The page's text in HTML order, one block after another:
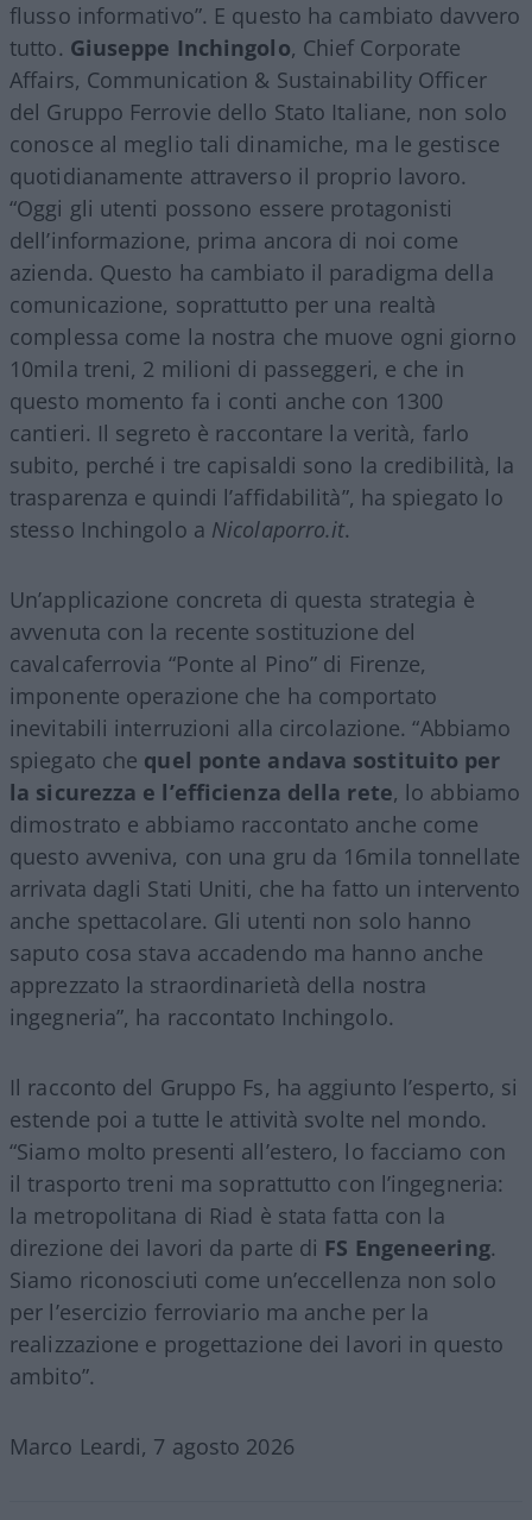
flusso informativo”. E questo ha cambiato davvero
tutto. Giuseppe Inchingolo, Chief Corporate
Affairs, Communication & Sustainability Officer
del Gruppo Ferrovie dello Stato Italiane, non solo
conosce al meglio tali dinamiche, ma le gestisce
quotidianamente attraverso il proprio lavoro.
“Oggi gli utenti possono essere protagonisti
dell’informazione, prima ancora di noi come
azienda. Questo ha cambiato il paradigma della
comunicazione, soprattutto per una realtà
complessa come la nostra che muove ogni giorno
10mila treni, 2 milioni di passeggeri, e che in
questo momento fa i conti anche con 1300
cantieri. Il segreto è raccontare la verità, farlo
subito, perché i tre capisaldi sono la credibilità, la
trasparenza e quindi l’affidabilità”, ha spiegato lo
stesso Inchingolo a Nicolaporro.it.
Un’applicazione concreta di questa strategia è
avvenuta con la recente sostituzione del
cavalcaferrovia “Ponte al Pino” di Firenze,
imponente operazione che ha comportato
inevitabili interruzioni alla circolazione. “Abbiamo
spiegato che quel ponte andava sostituito per
la sicurezza e l’efficienza della rete, lo abbiamo
dimostrato e abbiamo raccontato anche come
questo avveniva, con una gru da 16mila tonnellate
arrivata dagli Stati Uniti, che ha fatto un intervento
anche spettacolare. Gli utenti non solo hanno
saputo cosa stava accadendo ma hanno anche
apprezzato la straordinarietà della nostra
ingegneria”, ha raccontato Inchingolo.
Il racconto del Gruppo Fs, ha aggiunto l’esperto, si
estende poi a tutte le attività svolte nel mondo.
“Siamo molto presenti all’estero, lo facciamo con
il trasporto treni ma soprattutto con l’ingegneria:
la metropolitana di Riad è stata fatta con la
direzione dei lavori da parte di FS Engeneering.
Siamo riconosciuti come un’eccellenza non solo
per l’esercizio ferroviario ma anche per la
realizzazione e progettazione dei lavori in questo
ambito”.
Marco Leardi, 7 agosto 2026